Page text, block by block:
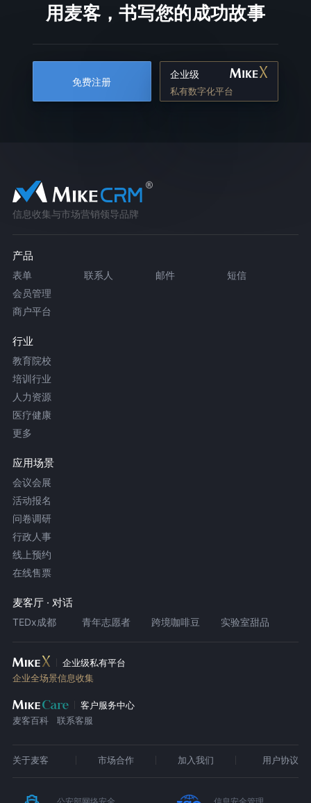
用麦客，书写您的成功故事
免费注册
企业级
私有数字化平台
信息收集与市场营销领导品牌
产品
表单 联系人 邮件
短信
会员管理
商户平台
行业
教育院校
培训行业
人力资源
医疗健康
更多
应用场景
会议会展
活动报名
问卷调研
行政人事
线上预约
在线售票
麦客厅 · 对话
TEDx成都 青年志愿者 跨境咖啡豆 实验室甜品
企业级私有平台
企业全场景信息收集
客户服务中心
麦客百科
联系客服
关于麦客 市场合作 加入我们 用户协议